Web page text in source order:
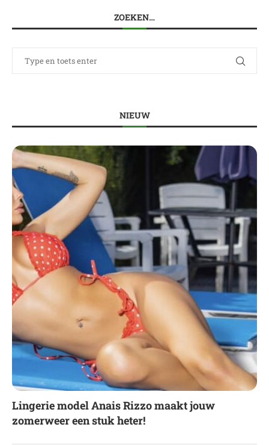
ZOEKEN…
NIEUW
Lingerie model Anais Rizzo maakt jouw
zomerweer een stuk heter!